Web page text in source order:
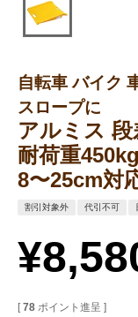
自転車 バイク
スロープに
アルミス
耐荷重
8〜25cm対
割引対象外 代引不可
¥
[ 78 ポイント進呈 ]